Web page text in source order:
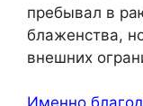
пребывал в
блаженства,
внешних